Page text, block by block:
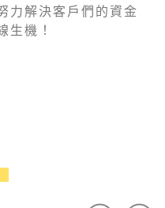
力解決客戶們的資金
生機！